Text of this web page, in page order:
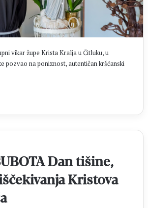
vikar župe Krista Kralja u Čitluku, u
pozvao na poniznost, autentičan kršćanski
Dan tišine,
Kristova